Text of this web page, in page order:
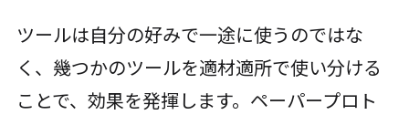
ツールは自分の好みで一途に使うのではな
く、幾つかのツールを適材適所で使い分ける
ことで、効果を発揮します。ペーパープロト